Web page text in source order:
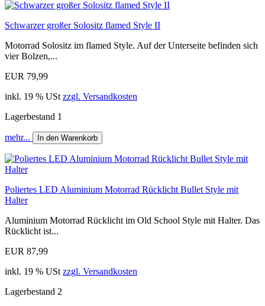
Schwarzer großer Solositz flamed Style II
Motorrad Solositz im flamed Style. Auf der Unterseite befinden sich
vier Bolzen,...
EUR 79,99
inkl. 19 % USt zzgl. Versandkosten
Lagerbestand 1
mehr... In den Warenkorb
Poliertes LED Aluminium Motorrad Rücklicht Bullet Style mit
Halter
Aluminium Motorrad Rücklicht im Old School Style mit Halter. Das
Rücklicht ist...
EUR 87,99
inkl. 19 % USt zzgl. Versandkosten
Lagerbestand 2